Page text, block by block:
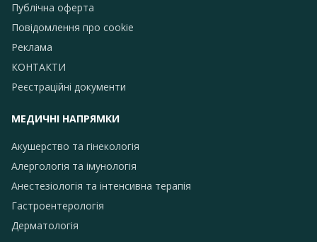
Публічна оферта
Повідомлення про сookie
Реклама
КОНТАКТИ
Реєстраційні документи
МЕДИЧНІ НАПРЯМКИ
Акушерство та гінекологія
Алергологія та імунологія
Анестезіологія та інтенсивна терапія
Гастроентерологія
Дерматологія